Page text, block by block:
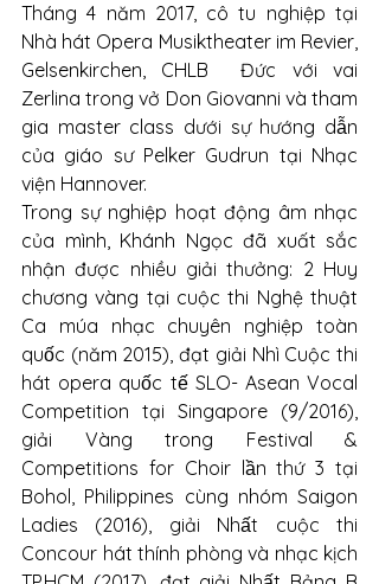
Tháng 4 năm 2017, cô tu nghiệp tại
Nhà hát Opera Musiktheater im Revier,
Gelsenkirchen, CHLB  Đức với vai
Zerlina trong vở Don Giovanni và tham
gia master class dưới sự hướng dẫn
của giáo sư Pelker Gudrun tại Nhạc
viện Hannover.
Trong sự nghiệp hoạt động âm nhạc
của mình, Khánh Ngọc đã xuất sắc
nhận được nhiều giải thưởng: 2 Huy
chương vàng tại cuộc thi Nghệ thuật
Ca múa nhạc chuyên nghiệp toàn
quốc (năm 2015), đạt giải Nhì Cuộc thi
hát opera quốc tế SLO- Asean Vocal
Competition tại Singapore (9/2016),
giải Vàng trong Festival &
Competitions for Choir lần thứ 3 tại
Bohol, Philippines cùng nhóm Saigon
Ladies (2016), giải Nhất cuộc thi
Concour hát thính phòng và nhạc kịch